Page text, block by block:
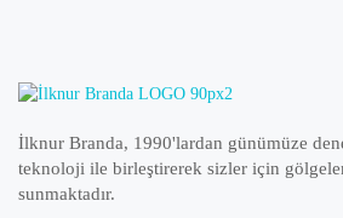
İlknur Branda, 1990'lardan günümüze
teknoloji ile birleştirerek sizler için
sunmaktadır.